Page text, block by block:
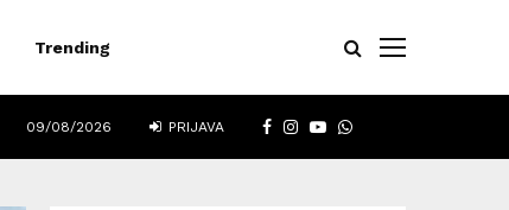
Trending
FACEBOOK
INSTAGRAM
YOUTUBE
WHATSAPP
09/08/2026 PRIJAVA